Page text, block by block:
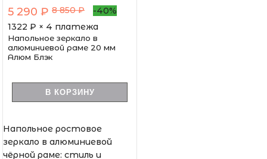
5 290 ₽ 8 850 ₽
-40%
1322 ₽ × 4 платежа
Напольное зеркало в
алюминиевой раме 20 мм
Алюм Блэк
В КОРЗИНУ
Напольное ростовое
зеркало в алюминиевой
чёрной раме: стиль и